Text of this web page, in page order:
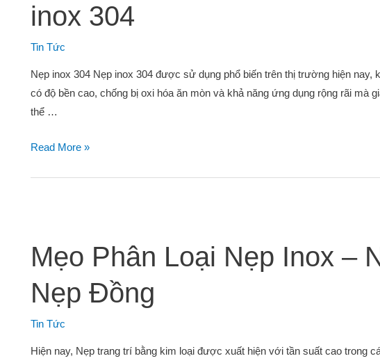
inox 304
Tin Tức
Nẹp inox 304 Nẹp inox 304 được sử dụng phổ biến trên thị trường hiện
có độ bền cao, chống bị oxi hóa ăn mòn và khả năng ứng dụng rộng rãi mà
thể …
Read More »
Mẹo Phân Loại Nẹp Inox –
Nẹp Đồng
Tin Tức
Hiện nay, Nẹp trang trí bằng kim loại được xuất hiện với tần suất cao trong